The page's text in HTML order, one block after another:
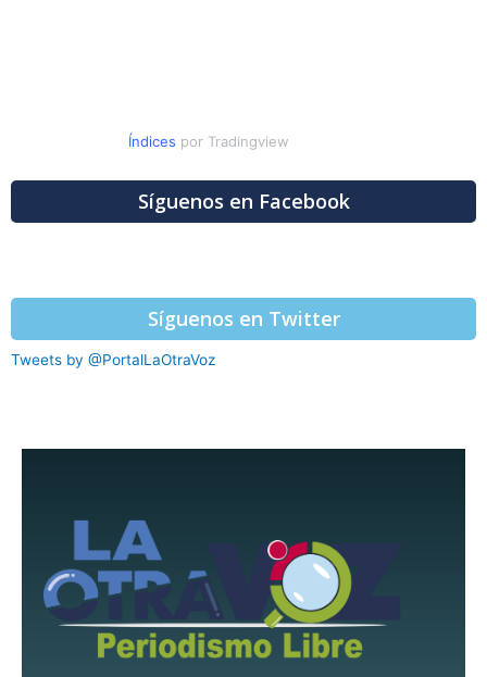
Índices por Tradingview
Síguenos en Facebook
Síguenos en Twitter
Tweets by @PortalLaOtraVoz